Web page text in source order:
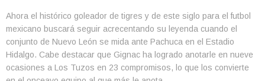
Ahora el histórico goleador de tigres y de este siglo para el futbol
mexicano buscará seguir acrecentando su leyenda cuando el
conjunto de Nuevo León se mida ante Pachuca en el Estadio
Hidalgo. Cabe destacar que Gignac ha logrado anotarle en nueve
ocasiones a Los Tuzos en 23 compromisos, lo que los convierte